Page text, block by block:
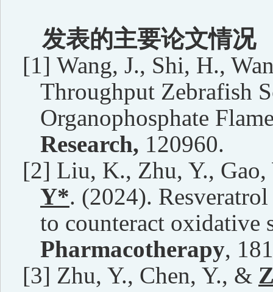
发表的主要论文情况
[1] Wang, J., Shi, H.,
Throughput Zebrafish
Organophosphate
Research, 120960.
[2] Liu, K., Zhu, Y.,
Y*. (2024).
to counteract oxidative
Pharmacotherapy,
[3] Zhu, Y., Chen, Y., &